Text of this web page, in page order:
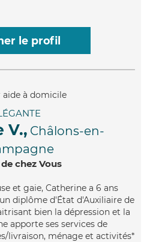
le profil
V., Châlons-en-
chez Vous
et gaie, Catherine a 6 ans
diplôme d'État d'Auxiliaire de
bien la dépression et la
apporte ses services de
livraison, ménage et activités*